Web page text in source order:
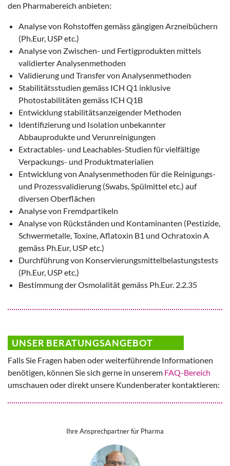
den Pharmabereich anbieten:
Analyse von Rohstoffen gemäss gängigen Arzneibüchern
(Ph.Eur, USP etc.)
Analyse von Zwischen- und Fertigprodukten mittels
validierter Analysenmethoden
Validierung und Transfer von Analysenmethoden
Stabilitätsstudien gemäss ICH Q1 inklusive
Photostabilitäten gemäss ICH Q1B
Entwicklung stabilitätsanzeigender Methoden
Identifizierung und Isolation unbekannter
Abbauprodukte und Verunreinigungen
Extractables- und Leachables-Studien für vielfältige
Verpackungs- und Produktmaterialien
Entwicklung von Analysenmethoden für die Reinigungs-
und Prozessvalidierung (Swabs, Spülmittel etc.) auf
diversen Oberflächen
Analyse von Fremdpartikeln
Analyse von Rückständen und Kontaminanten (Pestizide,
Schwermetalle, Toxine, Aflatoxin B1 und Ochratoxin A
gemäss Ph.Eur, USP etc.)
Durchführung von Konservierungsmittelbelastungstests
(Ph.Eur, USP etc.)
Bestimmung der Osmolalität gemäss Ph.Eur. 2.2.35
UNSER BERATUNGSANGEBOT
Falls Sie Fragen haben oder weiterführende Informationen
benötigen, können Sie sich gerne in unserem FAQ-Bereich
umschauen oder direkt unsere Kundenberater kontaktieren:
Ihre Ansprechpartner für Pharma